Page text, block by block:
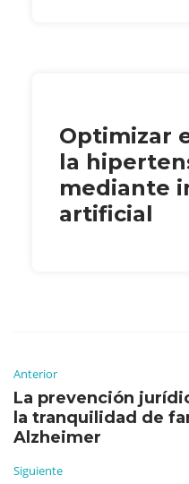
Optimizar
la
mediante
artificial
Anterior
La prevención
la tranquilidad de
Alzheimer
Siguiente